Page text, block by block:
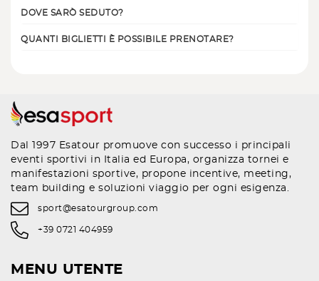
DOVE SARÒ SEDUTO?
QUANTI BIGLIETTI È POSSIBILE PRENOTARE?
Dal 1997 Esatour promuove con successo i principali
eventi sportivi in Italia ed Europa, organizza tornei e
manifestazioni sportive, propone incentive, meeting,
team building e soluzioni viaggio per ogni esigenza.
sport@esatourgroup.com
+39 0721 404959
MENU UTENTE